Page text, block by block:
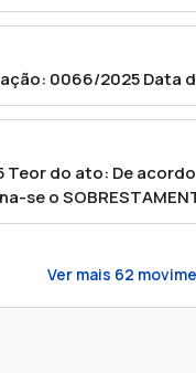
0066/2025 Data
do ato: De
se o
Especial
aplicável o código
Ver mais 62